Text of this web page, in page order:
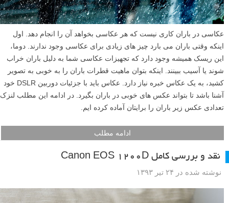
عکاسی در باران کاری نیست که هر عکاسی بخواهد آن را انجام دهد. اول
اینکه وقتی باران می بارد چیز های زیادی برای عکاسی وجود ندارند. دوما،
این ریسک همیشه وجود دارد که تجهیزات عکاسی شما به دلیل باران خراب
شوند یا آسیب ببینند. اینکه بتوان ماهیت قطرات باران را به خوبی به تصویر
کشید، به یک عکاس خبره نیاز دارد. عکاس باید با جزئیات دوربین DSLR خود
آشنا باشد تا بتواند عکس های خوبی در باران بگیرد. در ادامه این مطلب لنزک
تعدادی عکس زیر باران را برایتان آماده کرده ایم.
ادامه مطلب
نقد و بررسی کامل Canon EOS 1200D
نوشته شده در ۲۴ تیر ۱۳۹۳